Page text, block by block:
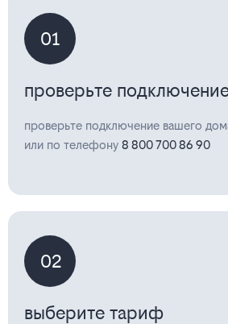
01
проверьте
проверьте подключение вашего
или по телефону 8 800 700 86 90
02
выберите тариф